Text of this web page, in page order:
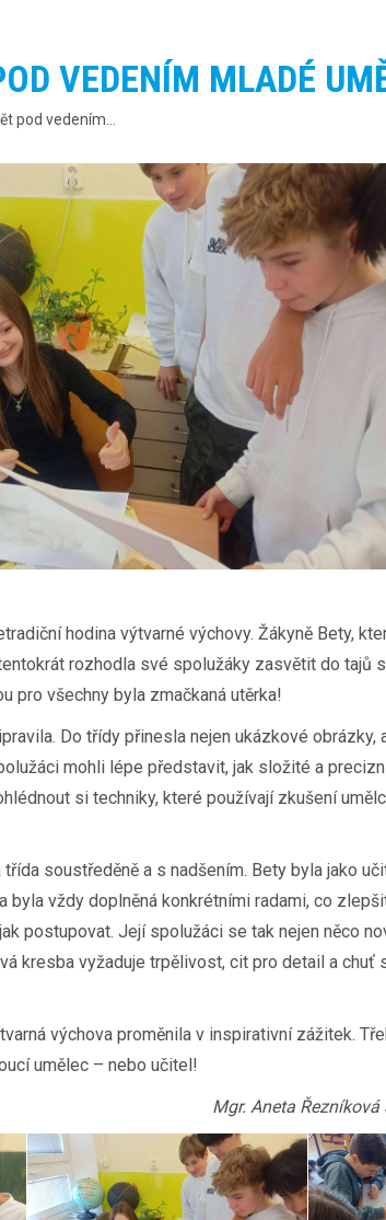
VEDENÍM MLADÉ
pod vedením…
hodina výtvarné výchovy. Žákyně Bety,
rozhodla své spolužáky zasvětit do tajů
pro všechny byla zmačkaná utěrka!
Do třídy přinesla nejen ukázkové obrázky,
mohli lépe představit, jak složité a
si techniky, které používají zkušení
soustředěně a s nadšením. Bety byla jako
byla vždy doplněná konkrétními radami, co
postupovat. Její spolužáci se tak nejen něco
kresba vyžaduje trpělivost, cit pro detail a chuť
výchova proměnila v inspirativní zážitek.
umělec – nebo učitel!
Mgr. Aneta Řezníková